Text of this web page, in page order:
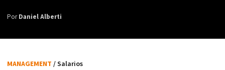
PorDaniel Alberti
MANAGEMENT / Salarios